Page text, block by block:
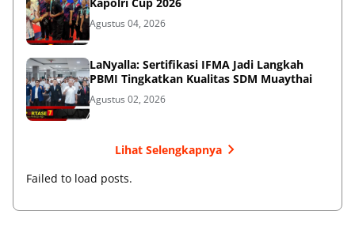
Kapolri Cup 2026
Agustus 04, 2026
LaNyalla: Sertifikasi IFMA Jadi Langkah
PBMI Tingkatkan Kualitas SDM Muaythai
Agustus 02, 2026
Lihat Selengkapnya
Failed to load posts.